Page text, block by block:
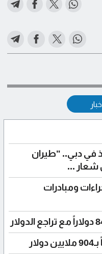
في دبي.. "طيران
شعار ...
ومبادرات